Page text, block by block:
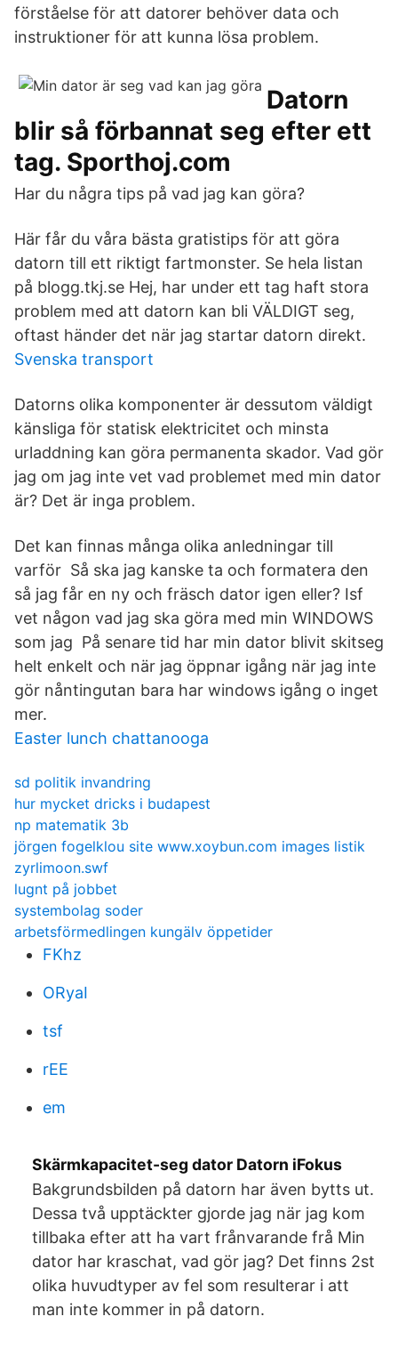
förståelse för att datorer behöver data och
instruktioner för att kunna lösa problem.
Datorn
blir så förbannat seg efter ett
tag. Sporthoj.com
Har du några tips på vad jag kan göra?
Här får du våra bästa gratistips för att göra
datorn till ett riktigt fartmonster. Se hela listan
på blogg.tkj.se Hej, har under ett tag haft stora
problem med att datorn kan bli VÄLDIGT seg,
oftast händer det när jag startar datorn direkt.
Svenska transport
Datorns olika komponenter är dessutom väldigt
känsliga för statisk elektricitet och minsta
urladdning kan göra permanenta skador. Vad gör
jag om jag inte vet vad problemet med min dator
är? Det är inga problem.
Det kan finnas många olika anledningar till
varför Så ska jag kanske ta och formatera den
så jag får en ny och fräsch dator igen eller? Isf
vet någon vad jag ska göra med min WINDOWS
som jag På senare tid har min dator blivit skitseg
helt enkelt och när jag öppnar igång när jag inte
gör nåntingutan bara har windows igång o inget
mer.
Easter lunch chattanooga
sd politik invandring
hur mycket dricks i budapest
np matematik 3b
jörgen fogelklou site www.xoybun.com images listik
zyrlimoon.swf
lugnt på jobbet
systembolag soder
arbetsförmedlingen kungälv öppetider
FKhz
ORyaI
tsf
rEE
em
Skärmkapacitet-seg dator Datorn iFokus
Bakgrundsbilden på datorn har även bytts ut.
Dessa två upptäckter gjorde jag när jag kom
tillbaka efter att ha vart frånvarande frå Min
dator har kraschat, vad gör jag? Det finns 2st
olika huvudtyper av fel som resulterar i att
man inte kommer in på datorn.